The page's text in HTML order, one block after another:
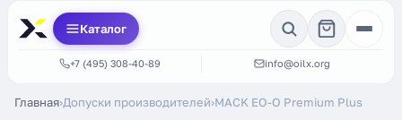
Каталог
+7 (495) 308-40-89 info@oilx.org
Главная›Допуски производителей›MACK EO-O Premium Plus